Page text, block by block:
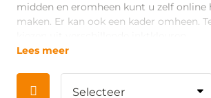
midden en eromheen kunt u zelf online
maken. Er kan ook een kader omheen.
Lees meer